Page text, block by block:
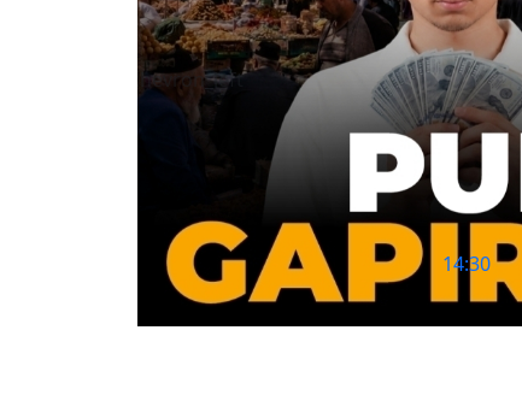
14:30
chevron_left